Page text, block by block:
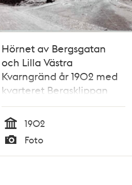
Hörnet av Bergsgatan
och Lilla Västra
Kvarngränd år 1902 med
kvarteret Bergsklippan
Större.
Tid
1902
Typ
Foto